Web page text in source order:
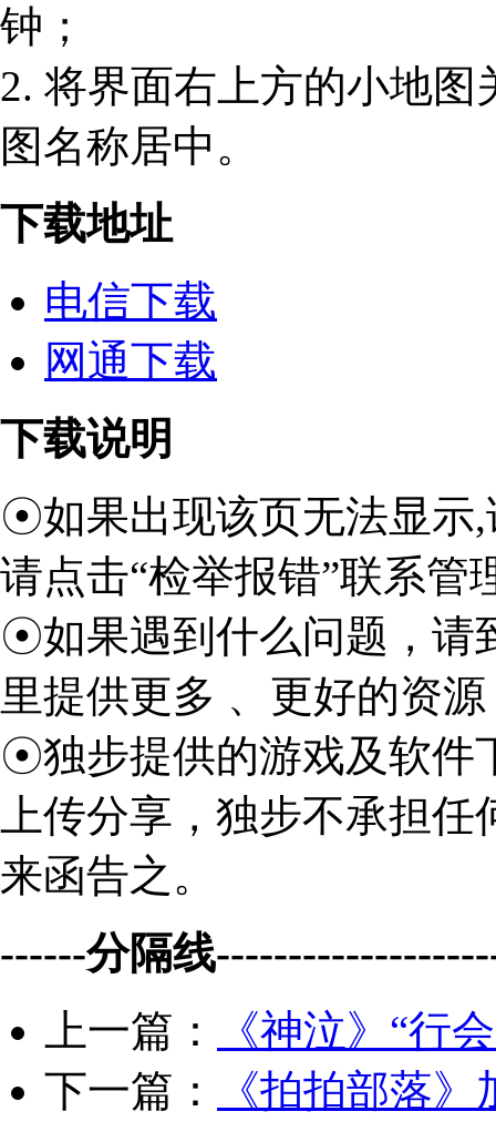
钟；
2. 将界面右上方的小地
图名称居中。
下载地址
电信下载
网通下载
下载说明
☉如果出现该页无法显示
请点击“检举报错”联系管
☉如果遇到什么问题，请
里提供更多 、更好的资源
☉独步提供的游戏及软件
上传分享，独步不承担
来函告之。
------分隔线
上一篇：
《神泣》“行
下一篇：
《拍拍部落